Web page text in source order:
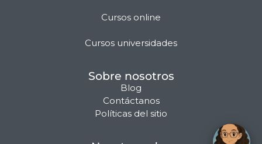
Cursos online
Cursos universidades
Sobre nosotros
Blog
Contáctanos
Políticas del sitio